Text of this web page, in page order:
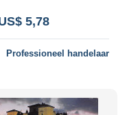
5,78
Professioneel handelaar